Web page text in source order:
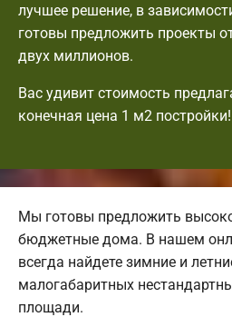
лучшее решение, в
готовы предложить проекты
двух миллионов.
Вас удивит стоимость
конечная цена 1 м2 постройки!
Мы готовы предложить
бюджетные дома. В нашем
всегда найдете зимние и
малогабаритных
площади.